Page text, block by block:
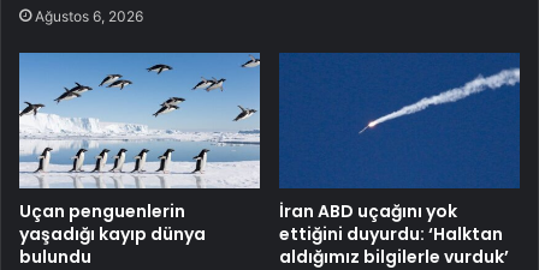
Ağustos 6, 2026
Uçan penguenlerin
yaşadığı kayıp dünya
bulundu
İran ABD uçağını yok
ettiğini duyurdu: ‘Halktan
aldığımız bilgilerle vurduk’